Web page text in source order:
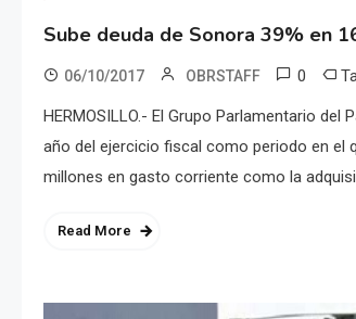
Sube deuda de Sonora 39% en
06/10/2017 OBRSTAFF 0
HERMOSILLO.- El Grupo Parlamentario
año del ejercicio fiscal como periodo en el
millones en gasto corriente como la
Read More